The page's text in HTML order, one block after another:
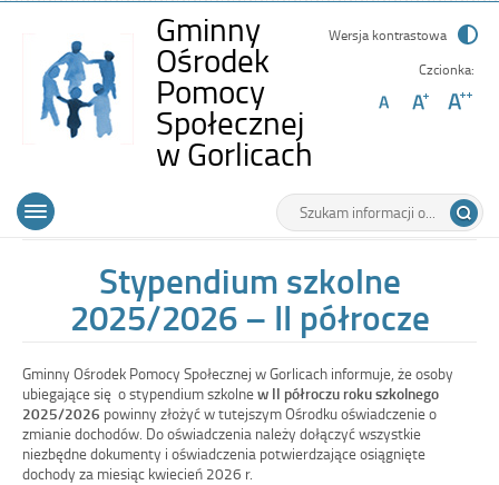
Gminny
Ośrodek
Pomocy
Społecznej
w Gorlicach
Stypendium
szkolne
2025/2026
–
II
półrocze
Wersja kontrastowa
Czcionka:
Wyszukiwarka
Tutaj
wpisz
Górne
Otwórz
Stypendium szkolne
2025/2026 – II półrocze
Gminny Ośrodek Pomocy Społecznej w Gorlicach informuje, że osoby
ubiegające się o stypendium szkolnew II półroczu roku szkolnego
2025/2026 powinny złożyć w tutejszym Ośrodku oświadczenie o
zmianie dochodów. Do oświadczenia należy dołączyć wszystkie
niezbędne dokumenty i oświadczenia potwierdzające osiągnięte
dochody za miesiąc kwiecień 2026 r.